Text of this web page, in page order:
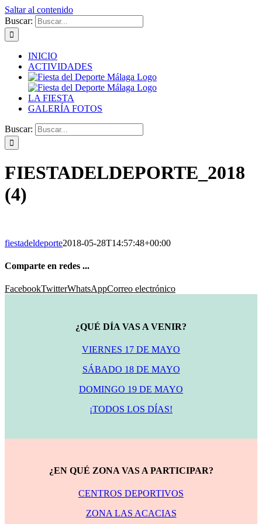
Saltar al contenido
Buscar:
INICIO
ACTIVIDADES
LA FIESTA
GALERÍA FOTOS
Buscar:
FIESTADELDEPORTE_2018
(4)
fiestadeldeporte2018-05-28T14:57:48+00:00
Comparte en redes ...
FacebookTwitterWhatsAppCorreo electrónico
¿QUÉ DÍA VAS A VENIR?
VIERNES 17 DE MAYO
SÁBADO 18 DE MAYO
DOMINGO 19 DE MAYO
¡TODOS LOS DÍAS!
¿EN QUÉ ZONA VAS A PARTICIPAR?
CENTROS DEPORTIVOS
ZONA LAS ACACIAS